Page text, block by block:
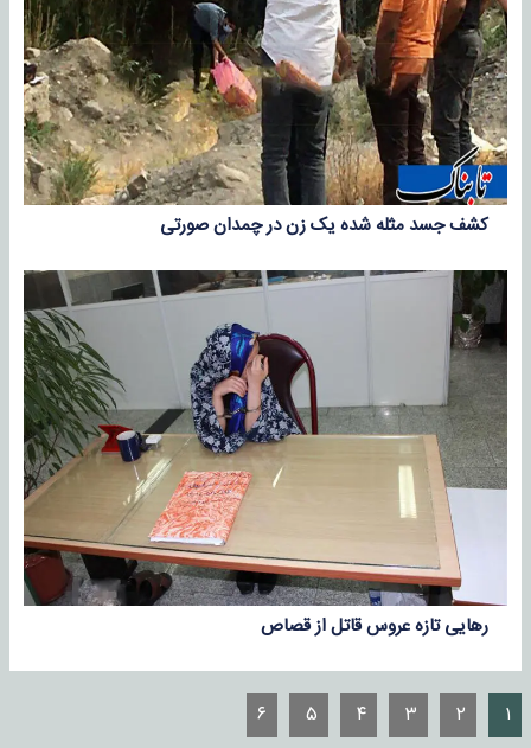
کشف جسد مثله شده یک زن در چمدان صورتی
رهایی تازه عروس قاتل از قصاص
۱ ۲ ۳ ۴ ۵ ۶